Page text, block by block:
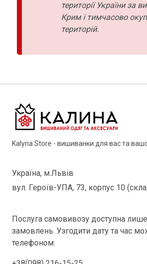
території України за
Крим і тимчасово
територій.
Kalyna Store - вишиванки для вас та
Україна, м.Львів
вул. Героїв-УПА, 73, корпус 10
Послуга самовивозу доступна
замовлень. Узгодити дату та час
телефоном: